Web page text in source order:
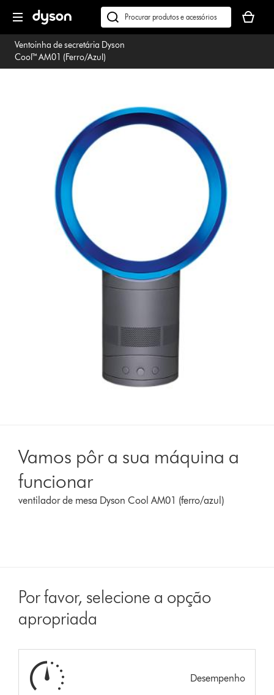
seguinte
Pesquisar
em
dyson.pt
seu
cesto
Ventoinha de secretária Dyson
Cool™ AM01 (Ferro/Azul)
Vamos pôr a sua máquina a
funcionar
ventilador de mesa Dyson Cool AM01 (ferro/azul)
Por favor, selecione a opção
apropriada
Desempenho